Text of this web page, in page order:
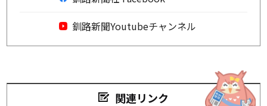
釧路新聞Youtubeチャンネル
関連リンク